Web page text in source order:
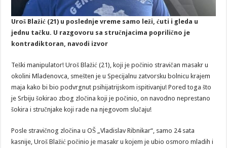
Uroš Blažić (21) u poslednje vreme samo leži, ćuti i gleda u
jednu tačku. U razgovoru sa stručnjacima poprilično je
kontradiktoran, navodi izvor
Teški manipulator! Uroš Blažić (21), koji je počinio stravičan masakr u
okolini Mladenovca, smešten je u Specijalnu zatvorsku bolnicu krajem
maja kako bi bio podvrgnut psihijatrijskom ispitivanju! Pored toga što
je Srbiju šokirao zbog zločina koji je počinio, on navodno neprestano
šokira i stručnjake koji rade na njegovom slučaju!
Posle stravičnog zločina u OŠ „Vladislav Ribnikar“, samo 24 sata
kasnije, Uroš Blažić počinio je masakr u kojem je ubio osmoro mladih i